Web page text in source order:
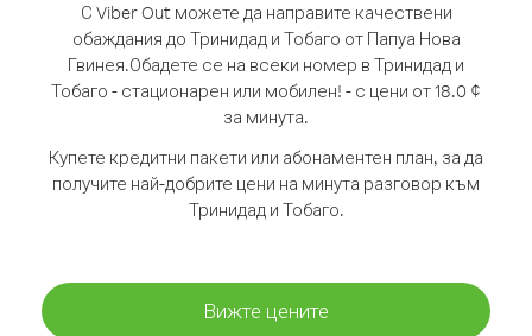
С Viber Out можете да направите качествени
обаждания до Тринидад и Тобаго от Папуа Нова
Гвинея.Обадете се на всеки номер в Тринидад и
Тобаго - стационарен или мобилен! - с цени от 18.0 ¢
за минута.
Купете кредитни пакети или абонаментен план, за да
получите най-добрите цени на минута разговор към
Тринидад и Тобаго.
Вижте цените